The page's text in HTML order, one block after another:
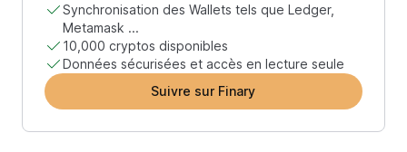
Synchronisation des Wallets tels que Ledger,
Metamask ...
10,000 cryptos disponibles
Données sécurisées et accès en lecture seule
Suivre sur Finary